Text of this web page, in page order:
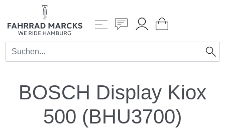
BOSCH Display Kiox
500 (BHU3700)